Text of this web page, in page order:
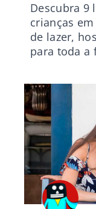
Descubra 9
crianças
de lazer,
para toda a